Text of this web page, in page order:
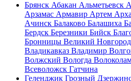
Брянск Абакан Альметьевск
Арзамас Армавир Артем
Ачинск Балаково Балашиха
Бердск Березники Бийск
Бронницы Великий Новгород
Владикавказ Владимир
Волжский Вологда
Всеволожск Гатчина
Геленджик Грозный